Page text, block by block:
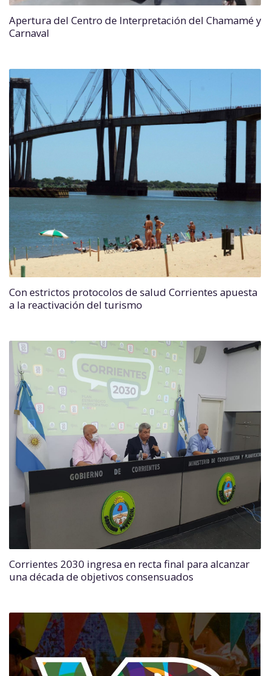
Apertura del Centro de Interpretación del Chamamé y
Carnaval
Con estrictos protocolos de salud Corrientes apuesta
a la reactivación del turismo
Corrientes 2030 ingresa en recta final para alcanzar
una década de objetivos consensuados